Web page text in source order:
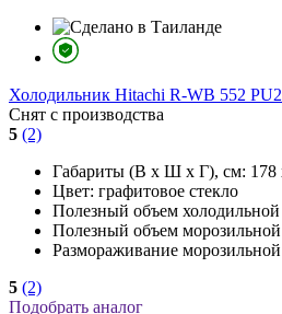
Холодильник Hitachi R-WB 552
Снят с производства
5 (2)
Габариты (В х Ш х Г), см: 178
Цвет: графитовое стекло
Полезный объем
Полезный объем
Размораживание
5 (2)
Подобрать аналог